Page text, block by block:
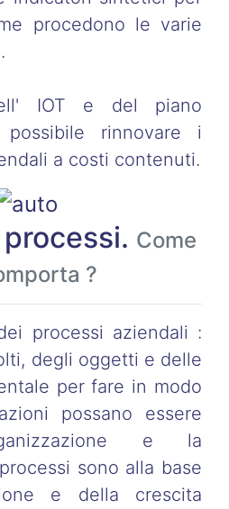
procedono le varie
IOT e del piano
rinnovare i
a costi contenuti.
Come
?
processi aziendali :
degli oggetti e delle
per fare in modo
possano essere
e la
sono alla base
e della crescita